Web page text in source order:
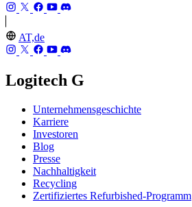
AT,de
Logitech G
Unternehmensgeschichte
Karriere
Investoren
Blog
Presse
Nachhaltigkeit
Recycling
Zertifiziertes Refurbished-Programm